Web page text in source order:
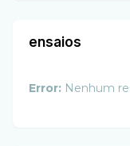
ensaios
Error: Nenhum